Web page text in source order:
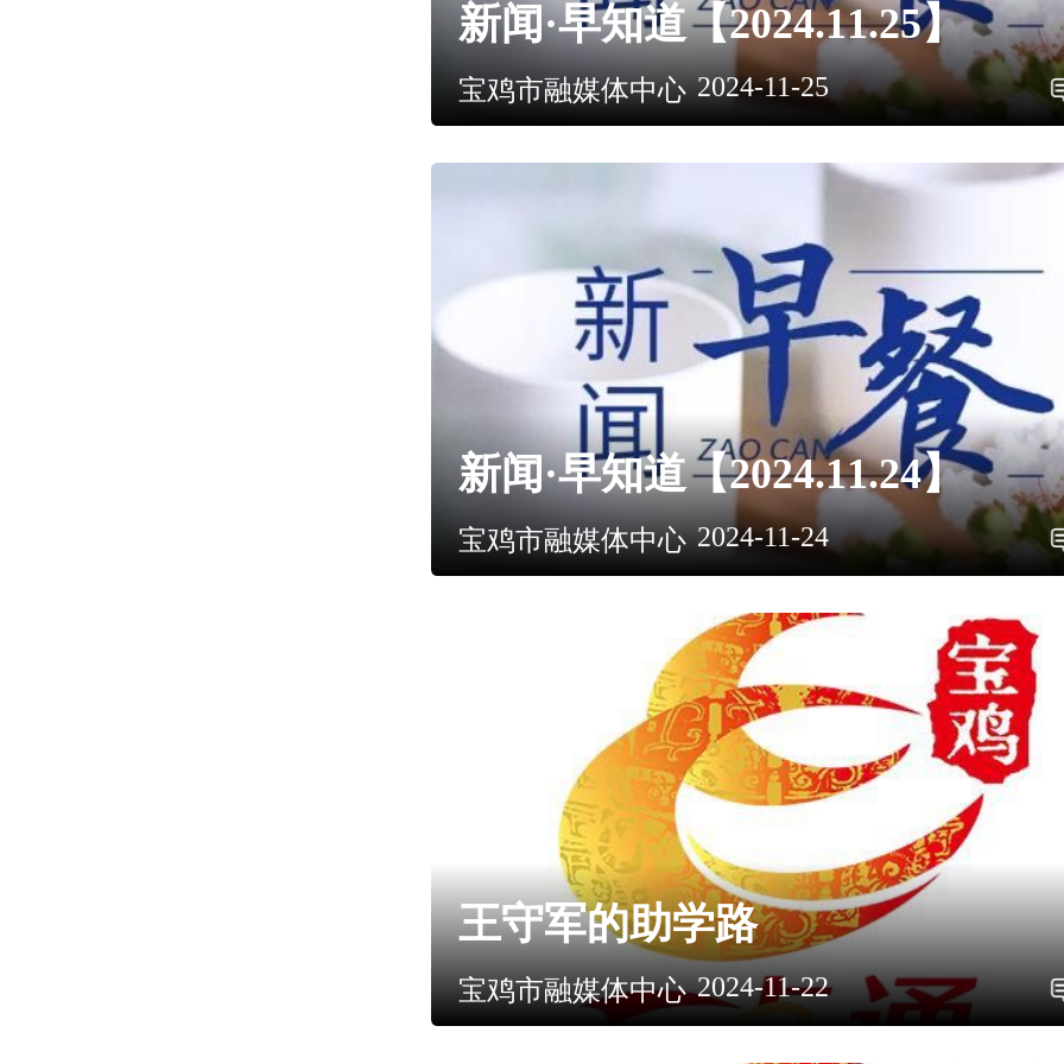
新闻·早知道【2024.11.25】
宝鸡市融媒体中心 2024-11-25
新闻·早知道【2024.11.24】
宝鸡市融媒体中心 2024-11-24
王守军的助学路
宝鸡市融媒体中心 2024-11-22